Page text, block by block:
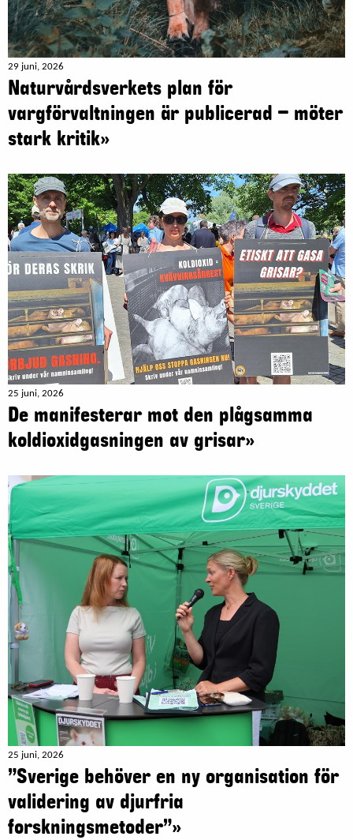
29 juni, 2026
Naturvårdsverkets plan för
vargförvaltningen är publicerad – möter
stark kritik»
25 juni, 2026
De manifesterar mot den plågsamma
koldioxidgasningen av grisar»
25 juni, 2026
”Sverige behöver en ny organisation för
validering av djurfria
forskningsmetoder”»